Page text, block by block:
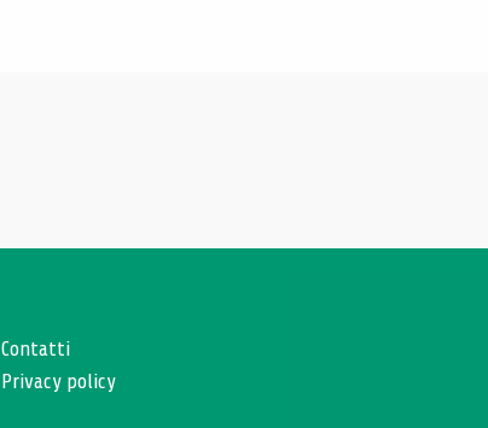
Contatti
Privacy policy